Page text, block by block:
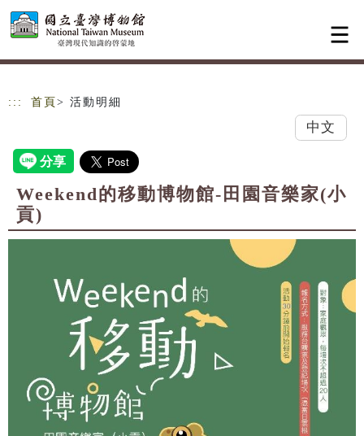
跳到主要內容
網站導覽
::: 首頁 > 活動明細
中文
Weekend的移動博物館-田園音樂家(小
貢)